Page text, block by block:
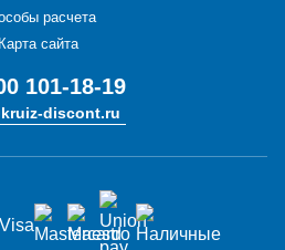
расчета
Карта сайта
101-18-19
discont.ru